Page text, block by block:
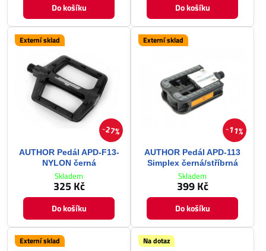
Do košíku Do košíku
27%
Externí sklad
AUTHOR Pedál APD-F13-
NYLON černá
Skladem
325 Kč
Do košíku
11%
Externí sklad
AUTHOR Pedál APD-113
Simplex černá/stříbrná
Skladem
399 Kč
Do košíku
Externí sklad Na dotaz